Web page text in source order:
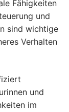
Fähigkeiten
und
sind wichtige
Verhalten
und
im